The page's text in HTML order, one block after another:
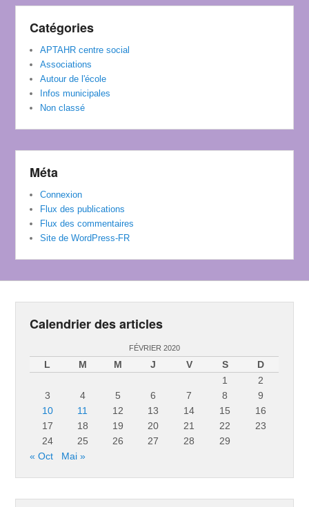
Catégories
APTAHR centre social
Associations
Autour de l'école
Infos municipales
Non classé
Méta
Connexion
Flux des publications
Flux des commentaires
Site de WordPress-FR
Calendrier des articles
FÉVRIER 2020
L M M J V S
D
1
2
3
4 5 6 7 8
9
10
11 12 13 14 15
16
17
18 19 20 21 22
23
24
25 26 27 28
29
« Oct
Mai »